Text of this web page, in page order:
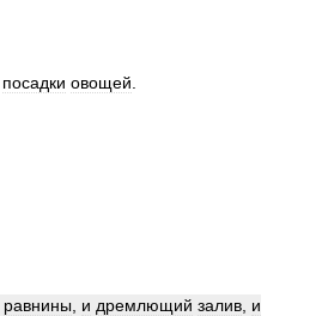
посадки овощей
равнины и дремлющий залив и